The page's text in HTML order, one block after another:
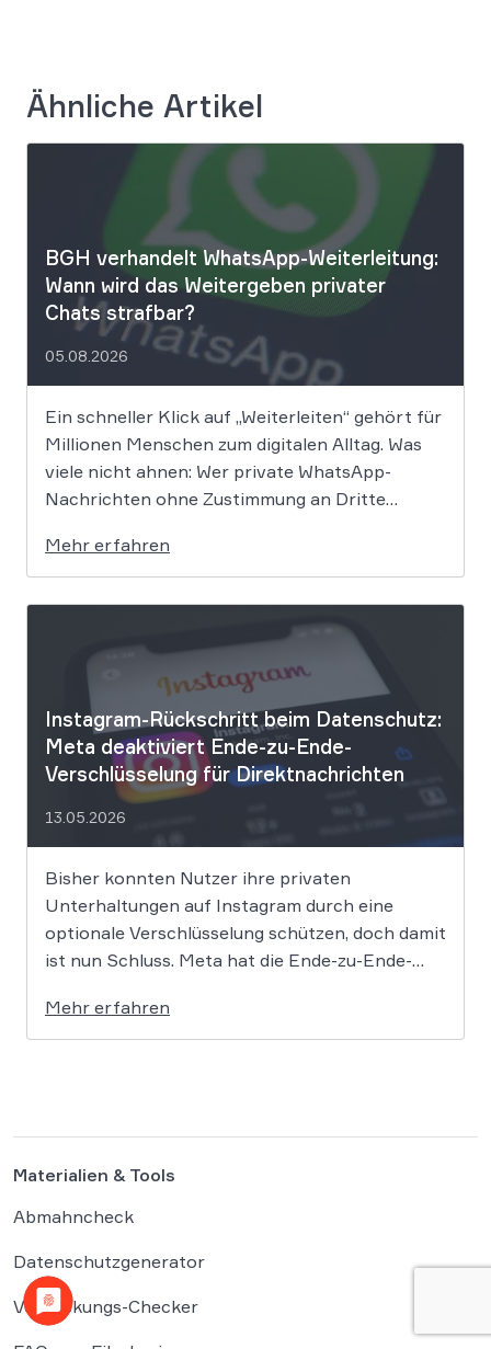
Ähnliche Artikel
BGH verhandelt WhatsApp-Weiterleitung:
Wann wird das Weitergeben privater
Chats strafbar?
05.08.2026
Ein schneller Klick auf „Weiterleiten“ gehört für
Millionen Menschen zum digitalen Alltag. Was
viele nicht ahnen: Wer private WhatsApp-
Nachrichten ohne Zustimmung an Dritte
dünnem Eis. Der Bundesgerichtshof befasst
sich derzeit mit der Frage, ob eine solche
Weitergabe gegen die europäische
Datenschutz-Grundverordnung verstößt und
Mehr erfahren
Instagram-Rückschritt beim Datenschutz:
Meta deaktiviert Ende-zu-Ende-
Verschlüsselung für Direktnachrichten
13.05.2026
Bisher konnten Nutzer ihre privaten
Unterhaltungen auf Instagram durch eine
optionale Verschlüsselung schützen, doch damit
ist nun Schluss. Meta hat die Ende-zu-Ende-
eingestellt und schränkt damit den
Privatsphärenschutz auf der Plattform massiv
Mehr erfahren
Materialien & Tools
Abmahncheck
Datenschutzgenerator
Verpackungs-Checker